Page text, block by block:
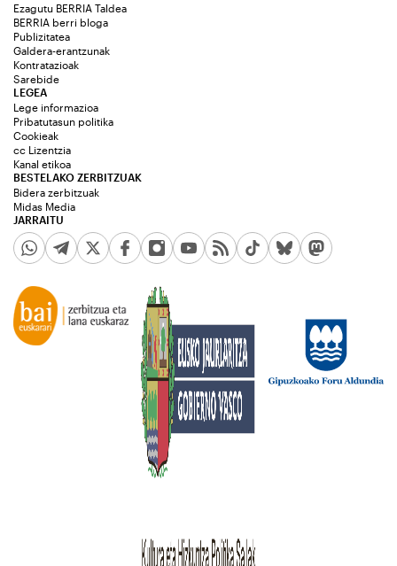
Ezagutu BERRIA Taldea
BERRIA berri bloga
Publizitatea
Galdera-erantzunak
Kontratazioak
Sarebide
JARRAITU
LEGEA
Lege informazioa
Pribatutasun politika
Cookieak
cc Lizentzia
Kanal etikoa
BESTELAKO ZERBITZUAK
Bidera zerbitzuak
Midas Media